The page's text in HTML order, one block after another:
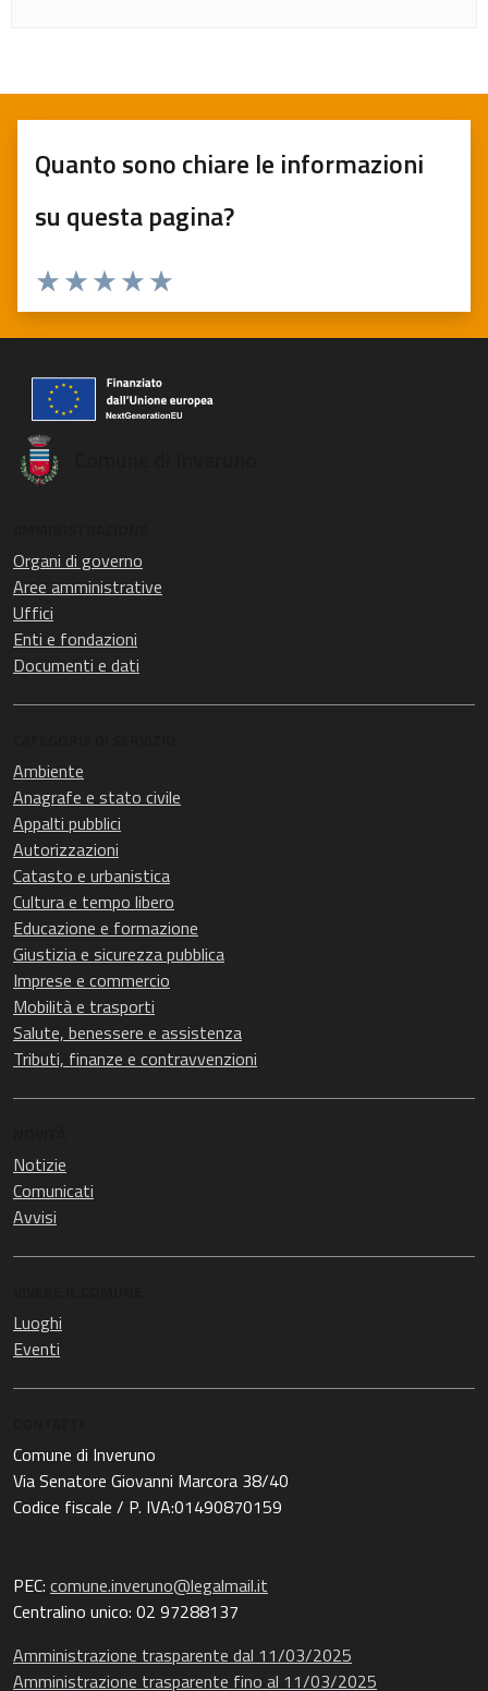
Quanto sono chiare le informazioni
su questa pagina?
Valuta 5 stelle su 5
Valuta 4 stelle su 5
Valuta 3 stelle su 5
Valuta 2 stelle su 5
Valuta 1 stelle su 5
Organi di governo
Aree amministrative
Uffici
Enti e fondazioni
Documenti e dati
Ambiente
Anagrafe e stato civile
Appalti pubblici
Autorizzazioni
Catasto e urbanistica
Cultura e tempo libero
Educazione e formazione
Giustizia e sicurezza pubblica
Imprese e commercio
Mobilità e trasporti
Salute, benessere e assistenza
Tributi, finanze e contravvenzioni
Notizie
Comunicati
Avvisi
Luoghi
Eventi
Comune di Inveruno
Via Senatore Giovanni Marcora 38/40
Codice fiscale / P. IVA:01490870159
PEC: comune.inveruno@legalmail.it
Centralino unico: 02 97288137
Amministrazione trasparente dal 11/03/2025
Amministrazione trasparente fino al 11/03/2025